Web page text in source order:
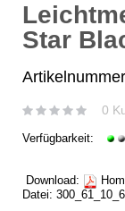
Star
0
Verfügbarkeit:
Download:
Datei: